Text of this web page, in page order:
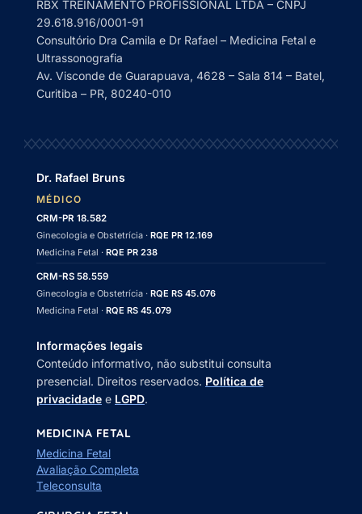
RBX TREINAMENTO PROFISSIONAL LTDA – CNPJ
29.618.916/0001-91
Consultório Dra Camila e Dr Rafael – Medicina Fetal e
Ultrassonografia
Av. Visconde de Guarapuava, 4628 – Sala 814 – Batel,
Curitiba – PR, 80240-010
Dr. Rafael Bruns
MÉDICO
CRM-PR 18.582
Ginecologia e Obstetrícia · RQE PR 12.169
Medicina Fetal · RQE PR 238
CRM-RS 58.559
Ginecologia e Obstetrícia · RQE RS 45.076
Medicina Fetal · RQE RS 45.079
Informações legais
Conteúdo informativo, não substitui consulta
presencial. Direitos reservados. Política de
privacidade e LGPD.
MEDICINA FETAL
Medicina Fetal
Avaliação Completa
Teleconsulta